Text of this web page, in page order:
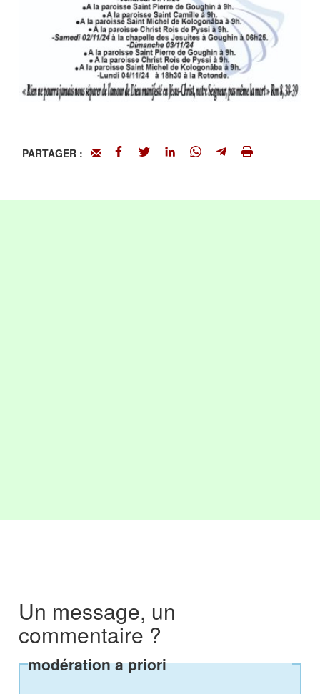
PARTAGER :
Un message, un
commentaire ?
modération a priori